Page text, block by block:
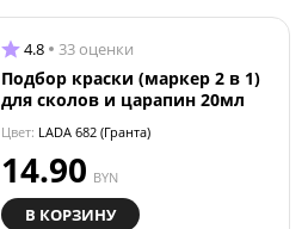
4.8 33 оценки
Подбор краски (маркер 2 в 1)
для сколов и царапин 20мл
Цвет: LADA 682 (Гранта)
14.90 BYN
В КОРЗИНУ